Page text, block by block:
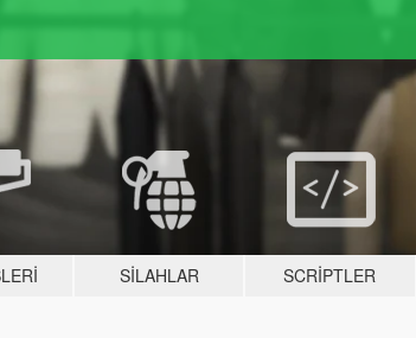
SILAHLAR SCRIPTLER